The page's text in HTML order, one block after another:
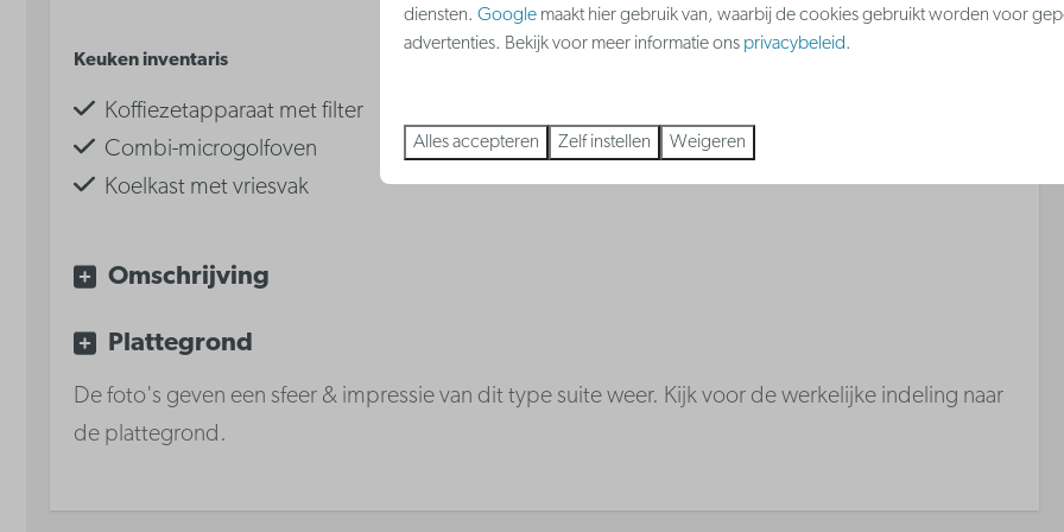
Keuken inventaris
Koffiezetapparaat met filter
Combi-microgolfoven
Koelkast met vriesvak
Keramische kookplaat
Toon meer ↓
Omschrijving
Plattegrond
De foto's geven een sfeer & impressie van dit type suite weer. Kijk voor de werkelijke indeling naar
de plattegrond.
diensten. Google maakt hier gebruik van, waarbij de cookies gebruikt worden voor
advertenties. Bekijk voor meer informatie ons privacybeleid.
Alles accepteren Zelf instellen Weigeren